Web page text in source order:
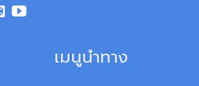
เมนูนำทาง